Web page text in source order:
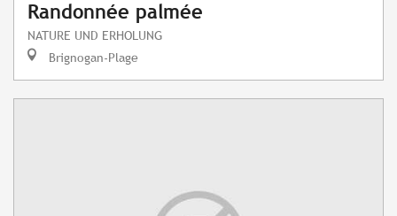
Randonnée palmée
NATURE UND ERHOLUNG
Brignogan-Plage